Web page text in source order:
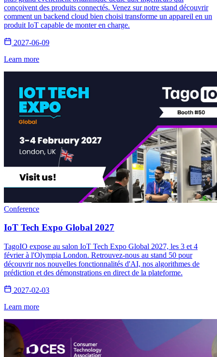
conçoivent des produits connectés. Venez sur notre stand découvrir
comment un backend cloud bien choisi transforme un appareil en un
produit IoT capable de monter en charge.
2027-06-09
Learn more
Conference
IoT Tech Expo Global 2027
TagoIO expose au salon IoT Tech Expo Global 2027, les 3 et 4
février à l'Olympia London. Retrouvez-nous au stand 50 pour
découvrir nos nouvelles fonctionnalités d'AI, nos algorithmes de
prédiction et des démonstrations en direct de la plateforme.
2027-02-03
Learn more